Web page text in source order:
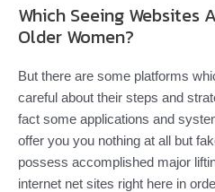
Which Seeing
Older Women?
But there are some platforms
careful about their steps and
fact some applications and
offer you you nothing at all but
possess accomplished major
internet net sites right here in